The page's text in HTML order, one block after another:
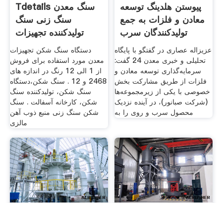
Tdetails سنگ معدن
سنگ زنی سنگ
تولیدکننده تجهیزات
معدن انتاریو
دستگاه سنگ شکن تجهیزات
معدن مورد استفاده برای فروش
از 1 الی 12 رنگ در اندازه های
2468 و 12 . سنگ شکن،دستگاه
سنگ شکن، تولیدکننده سنگ
شکن، کارخانه آسفالت . سنگ
شکن سنگ زنی منبع ذوب آهن
مالزی
پیوستن هلدینگ توسعه
معادن و فلزات به جمع
تولیدکنندگان سرب
عزیزاله عصاری در گفتگو با پایگاه
تحلیلی و خبری معدن 24 گفت:
سرمایه‌گذاری توسعه معادن و
فلزات از طریق مشارکت بخش
خصوصی با یکی از زیرمجموعه‌ها
(شرکت صبانور)، در آینده نزدیک
محصول سرب و روی را به